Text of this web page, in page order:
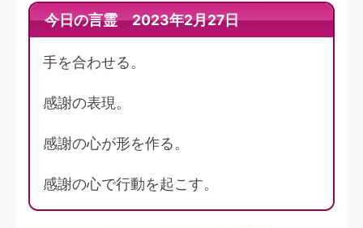
今日の言霊 2023年2月27日
手を合わせる。
感謝の表現。
感謝の心が形を作る。
感謝の心で行動を起こす。